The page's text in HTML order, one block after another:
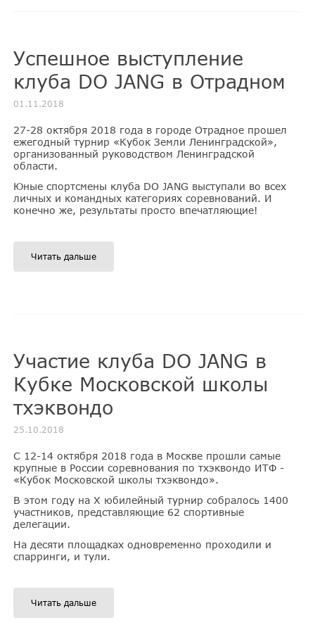
Успешное выступление
клуба DO JANG в Отрадном
01.11.2018
27-28 октября 2018 года в городе Отрадное прошел
ежегодный турнир «Кубок Земли Ленинградской»,
организованный руководством Ленинградской
области.
Юные спортсмены клуба DO JANG выступали во всех
личных и командных категориях соревнований. И
конечно же, результаты просто впечатляющие!
Читать дальше
Участие клуба DO JANG в
Кубке Московской школы
тхэквондо
25.10.2018
С 12-14 октября 2018 года в Москве прошли самые
крупные в России соревнования по тхэквондо ИТФ -
«Кубок Московской школы тхэквондо».
В этом году на Х юбилейный турнир собралось 1400
участников, представляющие 62 спортивные
делегации.
На десяти площадках одновременно проходили и
спарринги, и тули.
Читать дальше